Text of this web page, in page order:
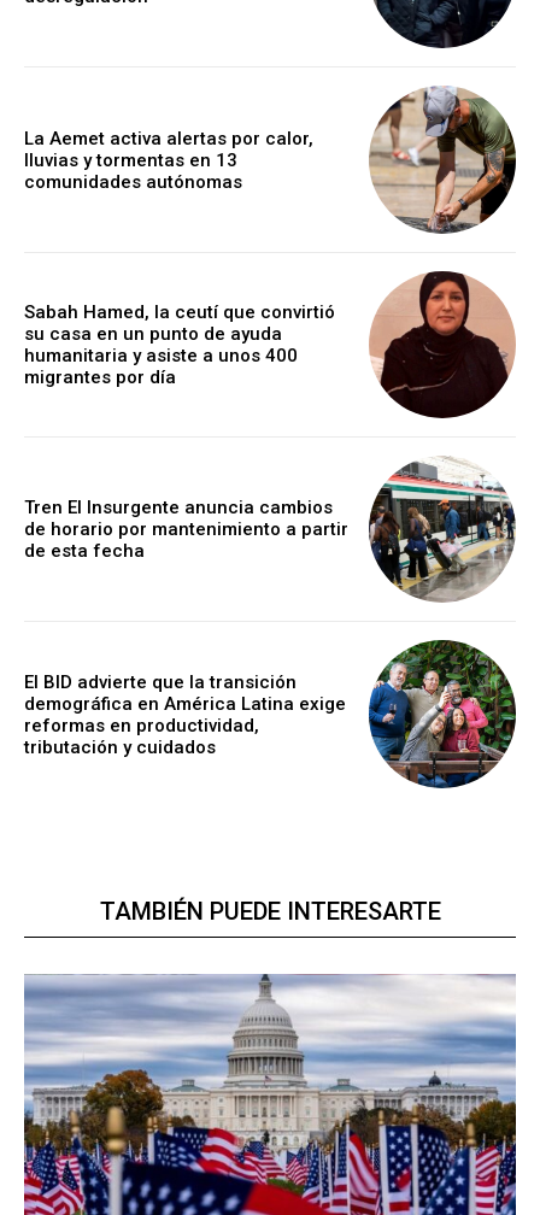
La Aemet activa alertas por calor,
lluvias y tormentas en 13
comunidades autónomas
Sabah Hamed, la ceutí que convirtió
su casa en un punto de ayuda
humanitaria y asiste a unos 400
migrantes por día
Tren El Insurgente anuncia cambios
de horario por mantenimiento a partir
de esta fecha
El BID advierte que la transición
demográfica en América Latina exige
reformas en productividad,
tributación y cuidados
TAMBIÉN PUEDE INTERESARTE